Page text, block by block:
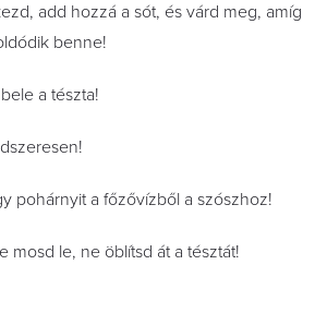
add hozzá a sót, és várd meg, amíg
benne!
a tészta!
pohárnyit a főzővízből a szószhoz!
mosd le, ne öblítsd át a tésztát!